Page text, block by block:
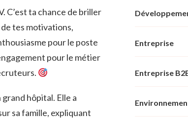
C’est ta chance de briller
tes motivations,
pour le poste
pour le métier
hôpital. Elle a
sa famille, expliquant
Entreprise
Entreprise